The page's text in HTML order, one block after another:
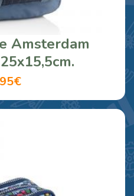
Amsterdam